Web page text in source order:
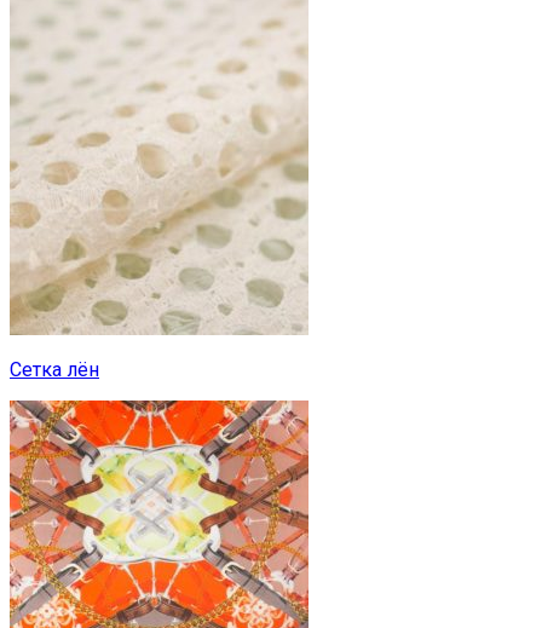
Сетка лён